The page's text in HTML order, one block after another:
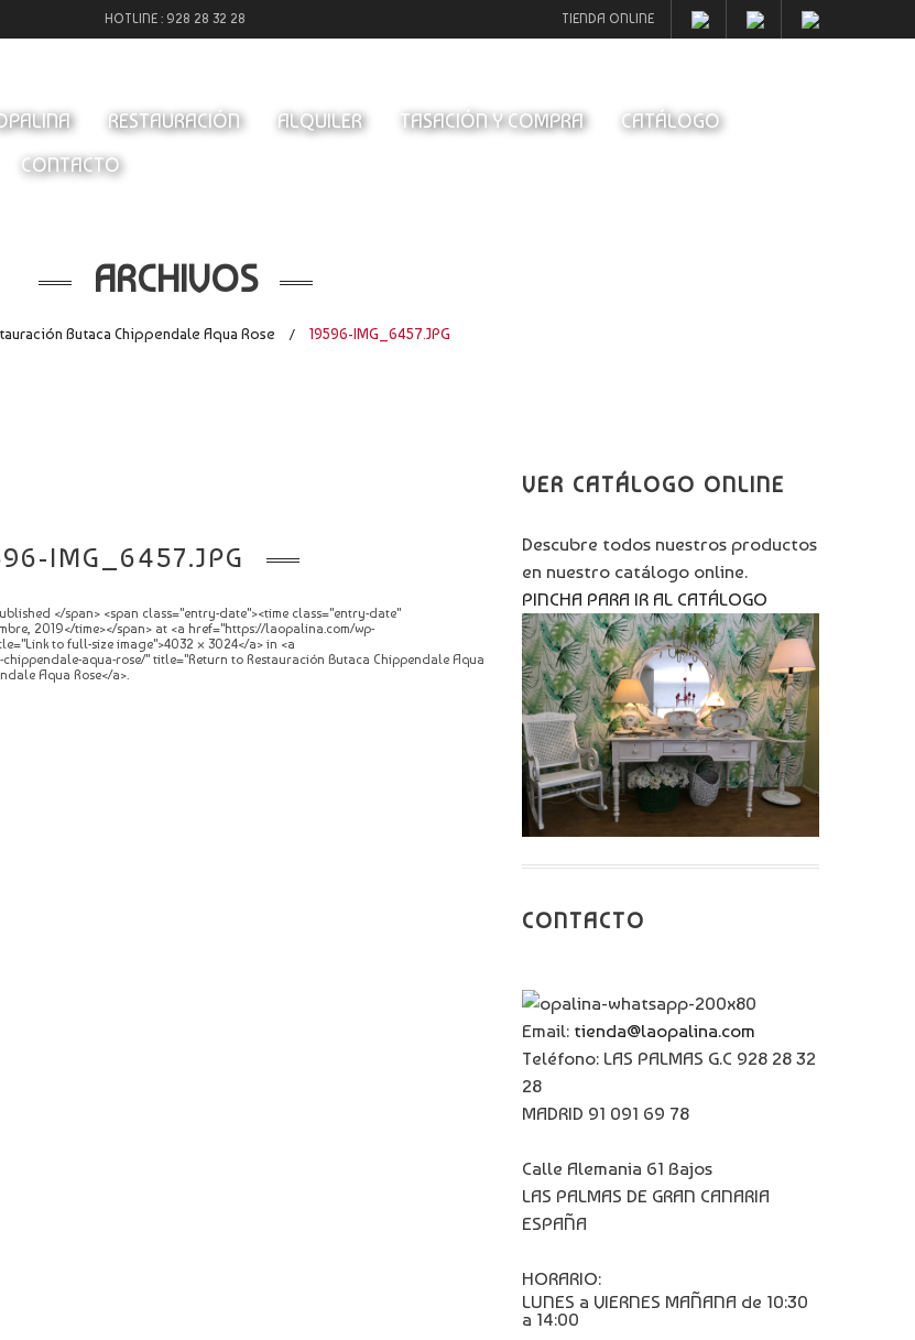
HOTLINE : 928 28 32 28 TIENDA ONLINE
RESTAURACIÓN ALQUILER TASACIÓN Y COMPRA
CATÁLOGO
CONTACTO
ARCHIVOS
Butaca Chippendale Aqua Rose / 19596-IMG_6457.JPG
IMG_6457.JPG
</span> <span class="entry-date"><time class="entry-date"
2019</time></span> at <a href="https://laopalina.com/wp-
to full-size image">4032 × 3024</a> in <a
aqua-rose/" title="Return to Restauración Butaca Chippendale Aqua
Aqua Rose</a>.
VER CATÁLOGO ONLINE
Descubre todos nuestros productos
en nuestro catálogo online.
PINCHA PARA IR AL CATÁLOGO
CONTACTO
Email: tienda@laopalina.com
Teléfono: LAS PALMAS G.C 928 28 32
28
MADRID 91 091 69 78
Calle Alemania 61 Bajos
LAS PALMAS DE GRAN CANARIA
ESPAÑA
HORARIO:
LUNES a VIERNES MAÑANA de 10:30
a 14:00